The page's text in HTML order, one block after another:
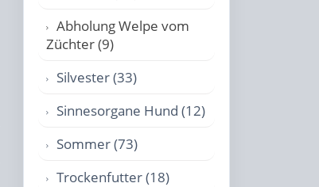
Abholung Welpe vom
Züchter (9)
Silvester (33)
Sinnesorgane Hund (12)
Sommer (73)
Trockenfutter (18)